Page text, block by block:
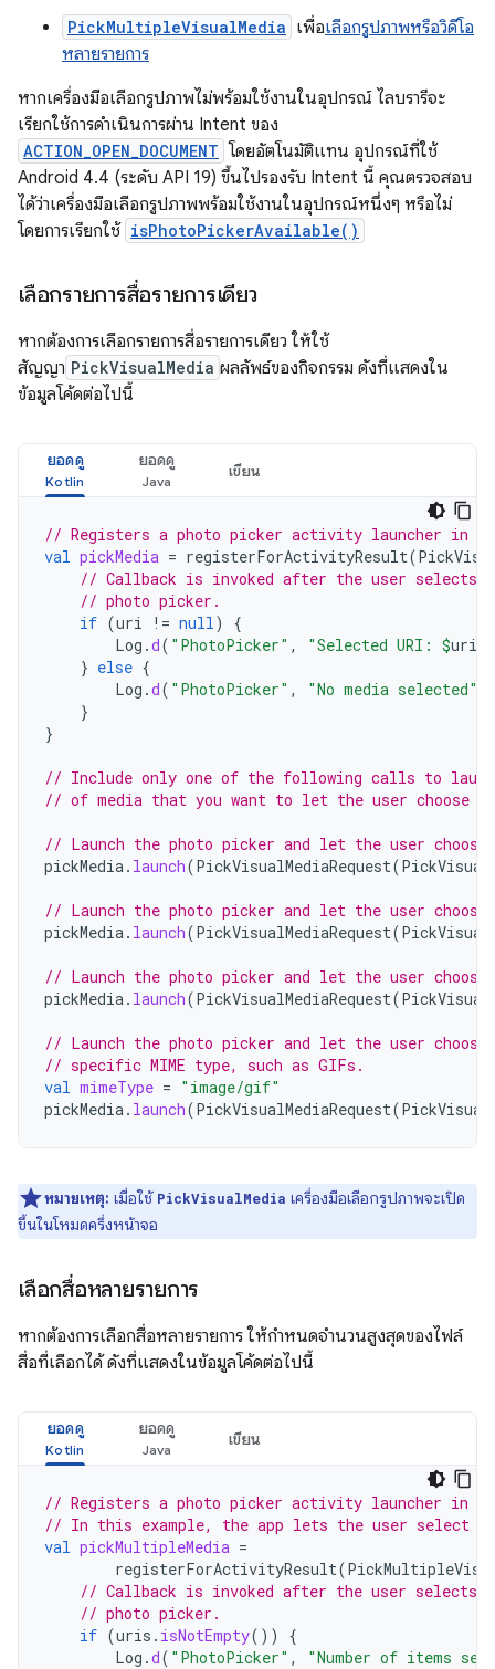
PickMultipleVisualMedia เพื่อเลือกรูปภาพหรือวิดีโอ
หลายรายการ
หากเครื่องมือเลือกรูปภาพไม่พร้อมใช้งานในอุปกรณ์ ไลบรารีจะ
เรียกใช้การดำเนินการผ่าน Intent ของ
ACTION_OPEN_DOCUMENT โดยอัตโนมัติแทน อุปกรณ์ที่ใช้
Android 4.4 (ระดับ API 19) ขึ้นไปรองรับ Intent นี้ คุณตรวจสอบ
ได้ว่าเครื่องมือเลือกรูปภาพพร้อมใช้งานในอุปกรณ์หนึ่งๆ หรือไม่
โดยการเรียกใช้ isPhotoPickerAvailable()
เลือกรายการสื่อรายการเดียว
หากต้องการเลือกรายการสื่อรายการเดียว ให้ใช้
สัญญา PickVisualMedia ผลลัพธ์ของกิจกรรม ดังที่แสดงใน
ข้อมูลโค้ดต่อไปนี้
ยอดดู ยอดดู
เขียน
// Registers a photo picker activity launcher in
val pickMedia = registerForActivityResult(
// Callback is invoked after the user selects
// photo picker.
if (uri != null)
{
Log .d( "PhotoPicker" , "Selected URI: $uri
} else {
Log .d( "PhotoPicker" , "No media selected"
}
}
// Include only one of the following calls to
// of media that you want to let the user choose
// Launch the photo picker and let the user choose
pickMedia. launch(PickVisualMediaRequest(
// Launch the photo picker and let the user choose
pickMedia. launch(PickVisualMediaRequest(
// Launch the photo picker and let the user
pickMedia. launch(PickVisualMediaRequest(
// Launch the photo picker and let the user
// specific MIME type, such as GIFs.
val mimeType = "image/gif"
pickMedia. launch(PickVisualMediaRequest(
หมายเหตุ: เมื่อใช้ PickVisualMedia เครื่องมือเลือกรูปภาพจะเปิด
ขึ้นในโหมดครึ่งหน้าจอ
เลือกสื่อหลายรายการ
หากต้องการเลือกสื่อหลายรายการ ให้กำหนดจำนวนสูงสุดของไฟล์
สื่อที่เลือกได้ ดังที่แสดงในข้อมูลโค้ดต่อไปนี้
ยอดดู ยอดดู
เขียน
// Registers a photo picker activity launcher in
// In this example, the app lets the user select
val pickMultipleMedia =
registerForActivityResult(
// Callback is invoked after the user selects
// photo picker.
if (uris . isNotEmpty())
{
Log .d( "PhotoPicker" , "Number of items